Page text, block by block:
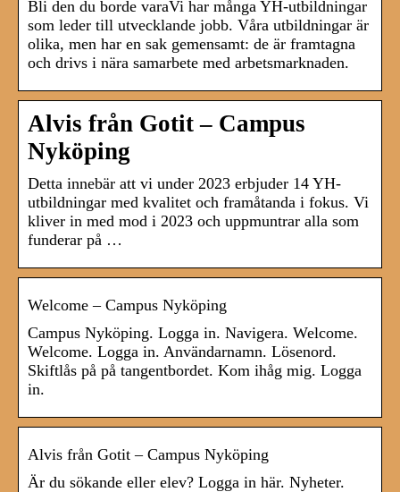
Bli den du borde varaVi har många YH-utbildningar
som leder till utvecklande jobb. Våra utbildningar är
olika, men har en sak gemensamt: de är framtagna
och drivs i nära samarbete med arbetsmarknaden.
Alvis från Gotit – Campus
Nyköping
Detta innebär att vi under 2023 erbjuder 14 YH-
utbildningar med kvalitet och framåtanda i fokus. Vi
kliver in med mod i 2023 och uppmuntrar alla som
funderar på …
Welcome – Campus Nyköping
Campus Nyköping. Logga in. Navigera. Welcome.
Welcome. Logga in. Användarnamn. Lösenord.
Skiftlås på på tangentbordet. Kom ihåg mig. Logga
in.
Alvis från Gotit – Campus Nyköping
Är du sökande eller elev? Logga in här. Nyheter.